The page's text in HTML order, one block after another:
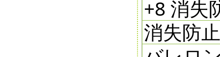
+8 消失
消失防